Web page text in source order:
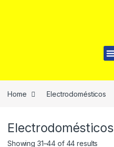
Home Electrodomésticos
Electrodomésticos
Showing 31–44 of 44 results